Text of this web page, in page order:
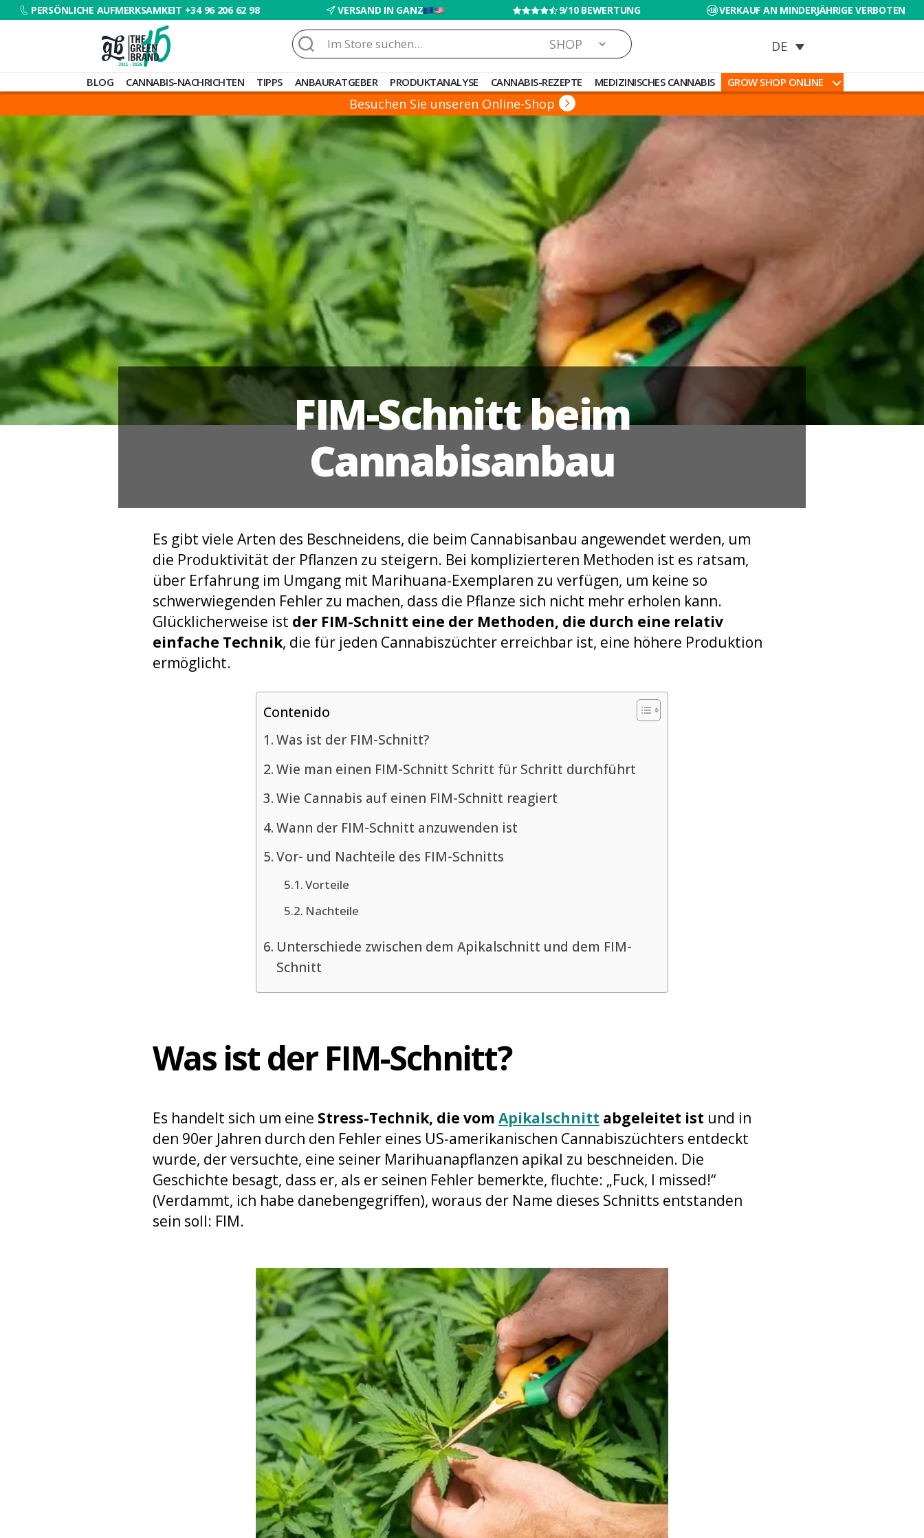
PERSÖNLICHE AUFMERKSAMKEIT +34 96 206 62 98 VERSAND IN GANZ 9/10 BEWERTUNG VERKAUF AN MINDERJÄHRIGE VERBOTEN
de
Barato
Suche
nach:
BLOG CANNABIS-NACHRICHTEN TIPPS ANBAURATGEBER PRODUKTANALYSE CANNABIS-REZEPTE MEDIZINISCHES CANNABIS GROW SHOP ONLINE
Besuchen Sie unseren Online-Shop
FIM-Schnitt beim
Cannabisanbau
Es gibt viele Arten des Beschneidens, die beim Cannabisanbau angewendet werden, um
die Produktivität der Pflanzen zu steigern. Bei komplizierteren Methoden ist es ratsam,
über Erfahrung im Umgang mit Marihuana-Exemplaren zu verfügen, um keine so
schwerwiegenden Fehler zu machen, dass die Pflanze sich nicht mehr erholen kann.
Glücklicherweise ist der FIM-Schnitt eine der Methoden, die durch eine relativ
einfache Technik, die für jeden Cannabiszüchter erreichbar ist, eine höhere Produktion
ermöglicht.
Contenido
Was ist der FIM-Schnitt?
Wie man einen FIM-Schnitt Schritt für Schritt durchführt
Wie Cannabis auf einen FIM-Schnitt reagiert
Wann der FIM-Schnitt anzuwenden ist
Vor- und Nachteile des FIM-Schnitts
Vorteile
Nachteile
Unterschiede zwischen dem Apikalschnitt und dem FIM-
Schnitt
Was ist der FIM-Schnitt?
Es handelt sich um eine Stress-Technik, die vom Apikalschnitt abgeleitet ist und in
den 90er Jahren durch den Fehler eines US-amerikanischen Cannabiszüchters entdeckt
wurde, der versuchte, eine seiner Marihuanapflanzen apikal zu beschneiden. Die
Geschichte besagt, dass er, als er seinen Fehler bemerkte, fluchte: „Fuck, I missed!“
(Verdammt, ich habe danebengegriffen), woraus der Name dieses Schnitts entstanden
sein soll: FIM.